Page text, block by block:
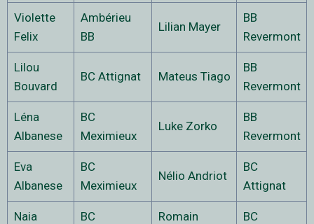
Violette
Felix
Ambérieu
BB
Lilian Mayer
BB
Revermont
Lilou
Bouvard
BC Attignat Mateus Tiago
BB
Revermont
Léna
Albanese
BC
Meximieux
Luke Zorko
BB
Revermont
Eva
Albanese
BC
Meximieux
Nélio Andriot
BC
Attignat
Naia
BC
Romain
BC